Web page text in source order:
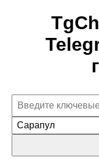
Сарапул